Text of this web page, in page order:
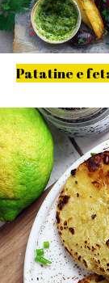
Patatine e